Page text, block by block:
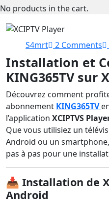
No products in the cart.
S4mrt 2 Comments
Installation et
KING365TV sur
Découvrez comment
abonnement KING365TV
l’application XCIPTVS
Que vous utilisiez un
Android ou un
pas à pas pour une
📥 Installation de
Android